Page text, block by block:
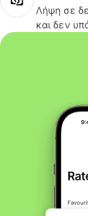
Λήψη σε
και δεν